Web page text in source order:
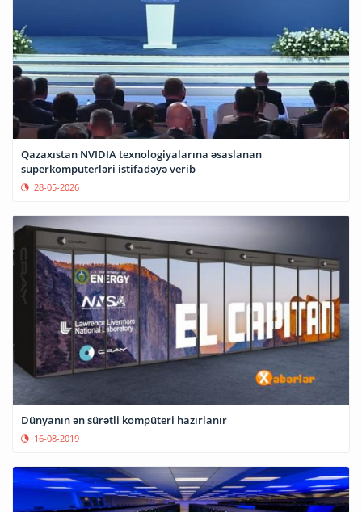
Qazaxıstan NVIDIA texnologiyalarına əsaslanan
superkompüterləri istifadəyə verib
28-05-2026
Dünyanın ən sürətli kompüteri hazırlanır
16-08-2019